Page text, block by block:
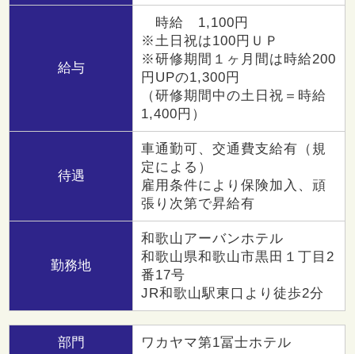
給与
時給 1,100円
※土日祝は100円ＵＰ
※研修期間１ヶ月間は時給200
円UPの1,300円
（研修期間中の土日祝＝時給
1,400円）
待遇
車通勤可、交通費支給有（規
定による）
雇用条件により保険加入、頑
張り次第で昇給有
勤務地
和歌山アーバンホテル
和歌山県和歌山市黒田１丁目2
番17号
JR和歌山駅東口より徒歩2分
部門 ワカヤマ第1冨士ホテル